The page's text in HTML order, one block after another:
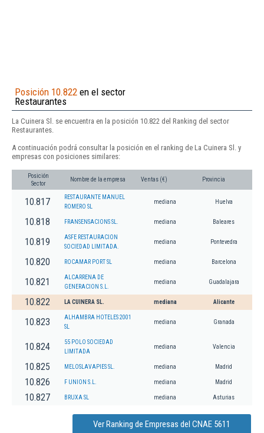
Posición 10.822 en el sector
Restaurantes
La Cuinera Sl. se encuentra en la posición 10.822 del Ranking del sector
Restaurantes.
A continuación podrá consultar la posición en el ranking de La Cuinera Sl. y
empresas con posiciones similares:
Posición
Sector
Nombre de la empresa Ventas (€) Provincia
10.817
RESTAURANTE MANUEL
ROMERO SL
mediana Huelva
10.818 FRANSENSACIONS SL. mediana Baleares
10.819
ASFE RESTAURACION
SOCIEDAD LIMITADA.
mediana Pontevedra
10.820 ROCAMAR PORT SL mediana Barcelona
10.821
ALCARRENA DE
GENERACION S.L.
mediana Guadalajara
10.822 LA CUINERA SL. mediana Alicante
10.823
ALHAMBRA HOTELES 2001
SL
mediana Granada
10.824
55 POLO SOCIEDAD
LIMITADA
mediana Valencia
10.825 MELOSLAVAPIES SL. mediana Madrid
10.826 F UNION S.L. mediana Madrid
10.827 BRUXA SL mediana Asturias
Ver Ranking de Empresas del CNAE 5611